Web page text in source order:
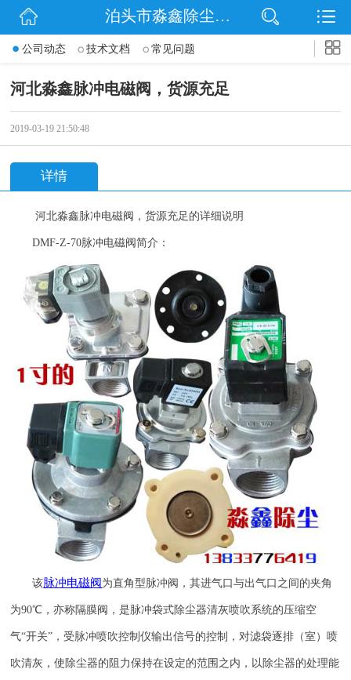
网站首页
公司动态
泊头市淼鑫除尘配件销售处
公司动态 技术文档 常见问题
河北淼鑫脉冲电磁阀，货源充足
2019-03-19 21:50:48
详情
河北淼鑫脉冲电磁阀，货源充足 的详细说明
DMF-Z-70脉冲电磁阀简介：
该脉冲电磁阀为直角型脉冲阀，其进气口与出气口之间的夹角
为90℃，亦称隔膜阀，是脉冲袋式除尘器清灰喷吹系统的压缩空
气“开关”，受脉冲喷吹控制仪输出信号的控制，对滤袋逐排（室）喷
吹清灰，使除尘器的阻力保持在设定的范围之内，以除尘器的处理能